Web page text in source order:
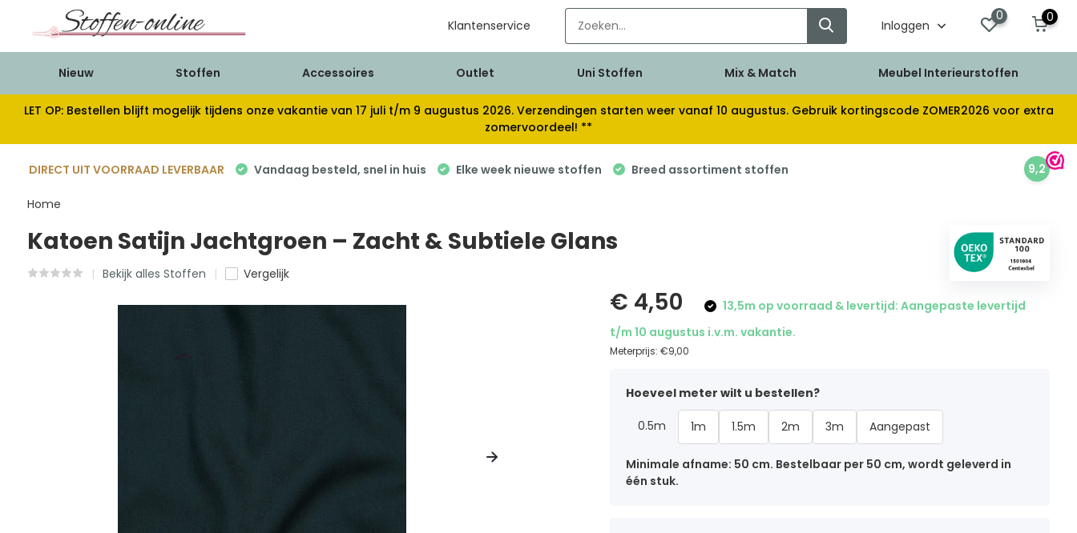
Klantenservice Inloggen
0 0
Nieuw Stoffen Accessoires Outlet Uni Stoffen Mix & Match Meubel Interieurstoffen
LET OP: Bestellen blijft mogelijk tijdens onze vakantie van 17 juli t/m 9 augustus 2026. Verzendingen starten weer vanaf 10 augustus. Gebruik kortingscode ZOMER2026 voor extra
zomervoordeel! **
DIRECT UIT VOORRAAD LEVERBAAR Vandaag besteld, snel in huis Elke week nieuwe stoffen Breed assortiment stoffen 9,2
Home
Katoen Satijn Jachtgroen – Zacht & Subtiele Glans
Bekijk alles Stoffen Vergelijk
€ 4,50
13,5m op voorraad & levertijd: Aangepaste levertijd
t/m 10 augustus i.v.m. vakantie.
Meterprijs:€9,00
Hoeveel meter wilt u bestellen?
0.5m 1m 1.5m 2m 3m Aangepast
Minimale afname: 50 cm. Bestelbaar per 50 cm, wordt geleverd in
één stuk.